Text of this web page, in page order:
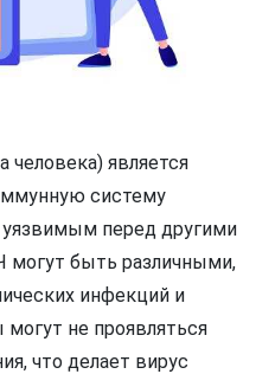
является
систему
уязвимым перед другими
быть различными,
инфекций и
не проявляться
что делает вирус